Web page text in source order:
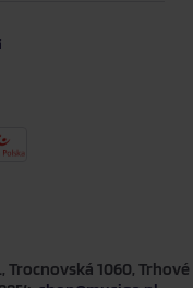
1060, Trhové